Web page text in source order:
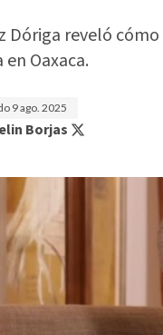
Dóriga reveló
Oaxaca.
9 ago. 2025
Borjas